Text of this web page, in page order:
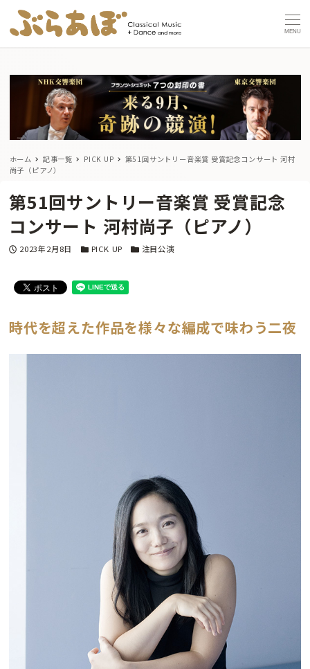
MENU
ホーム 記事一覧 PICK UP
第51回サントリー音楽賞 受賞記念コンサート 河村
尚子（ピアノ）
第51回サントリー音楽賞 受賞記念
コンサート 河村尚子（ピアノ）
投稿日
2023年2月8日 カテゴリー
PICK UP カテゴリー
注目公演
時代を超えた作品を様々な編成で味わう二夜